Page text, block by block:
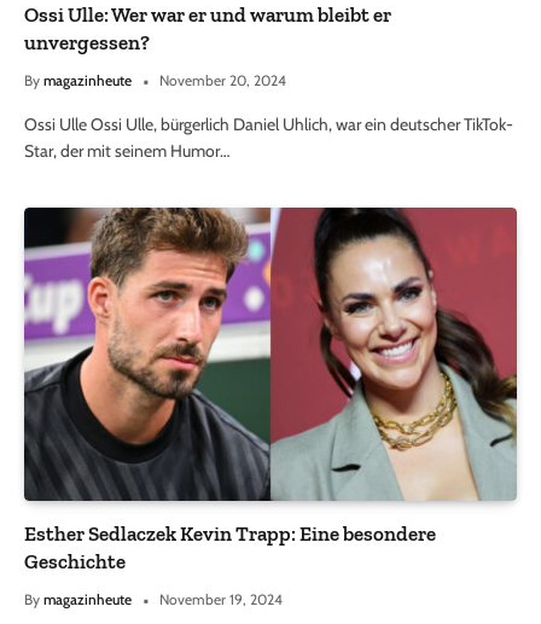
Ossi Ulle: Wer war er und warum bleibt er
unvergessen?
By magazinheute November 20, 2024
Ossi Ulle Ossi Ulle, bürgerlich Daniel Uhlich, war ein deutscher TikTok-
Star, der mit seinem Humor…
Esther Sedlaczek Kevin Trapp: Eine besondere
Geschichte
By magazinheute November 19, 2024